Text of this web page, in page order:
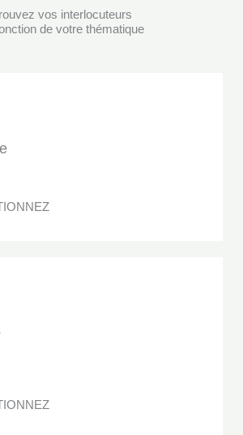
vos interlocuteurs
de votre thématique